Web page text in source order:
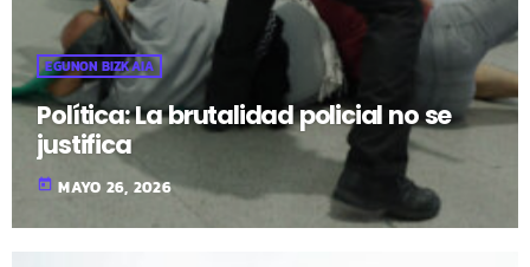
EGUNON BIZKAIA
Política: La brutalidad policial no se
justifica
today MAYO 26, 2026